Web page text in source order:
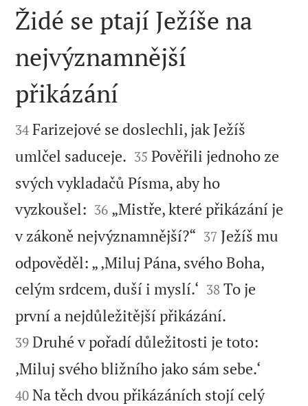

Židé se ptají Ježíše na
nejvýznamnější
přikázání

34 Farizejové se doslechli, jak Ježíš
umlčel saduceje. 

35 Pověřili jednoho ze
svých vykladačů Písma, aby ho
vyzkoušel: 

36 „Mistře, které přikázání je
v zákoně nejvýznamnější?“ 

37 Ježíš mu
odpověděl: „ ‚Miluj Pána, svého Boha,
celým srdcem, duší i myslí.‘ 

38 To je
první a nejdůležitější přikázání.
39 Druhé v pořadí důležitosti je toto:
‚Miluj svého bližního jako sám sebe.‘
40 Na těch dvou přikázáních stojí celý